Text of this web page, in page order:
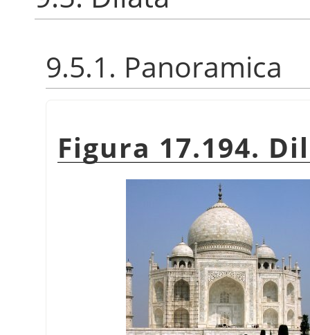
9.5.1. Panoramica
Figura 17.194.